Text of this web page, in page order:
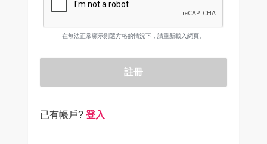
在無法正常顯示剔選方格的情況下，請重新載入網頁。
註冊
已有帳戶? 登入